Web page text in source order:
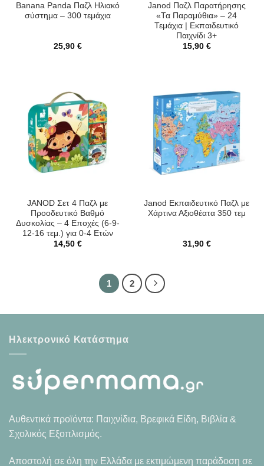
Banana Panda Παζλ Ηλιακό
σύστημα – 300 τεμάχια
25,90 €
Janod Παζλ Παρατήρησης
«Τα Παραμύθια» – 24
Τεμάχια | Εκπαιδευτικό
Παιχνίδι 3+
15,90 €
JANOD Σετ 4 Παζλ με
Προοδευτικό Βαθμό
Δυσκολίας – 4 Εποχές (6-9-
12-16 τεμ.) για 0-4 Ετών
14,50 €
Janod Εκπαιδευτικό Παζλ με
Χάρτινα Αξιοθέατα 350 τεμ
31,90 €
1 2
Ηλεκτρονικό Κατάστημα
Αυθεντικά προϊόντα: Παιχνίδια, Βρεφικά Είδη, Βιβλία &
Σχολικός Εξοπλισμός.
Αποστολή σε όλη την Ελλάδα με εκτιμώμενη παράδοση σε